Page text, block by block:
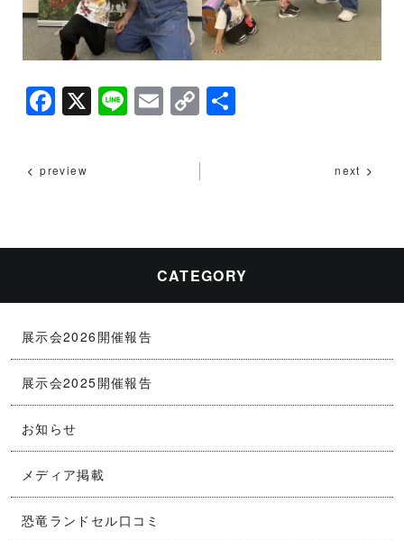
F
c
e
o
k
X Li E C
p
y
n
k
preview next
CATEGORY
展示会2026開催報告
展示会2025開催報告
お知らせ
メディア掲載
恐竜ランドセル口コミ